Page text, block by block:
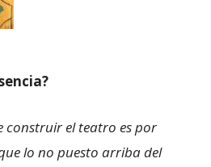
construir el teatro es por
lo no puesto arriba del